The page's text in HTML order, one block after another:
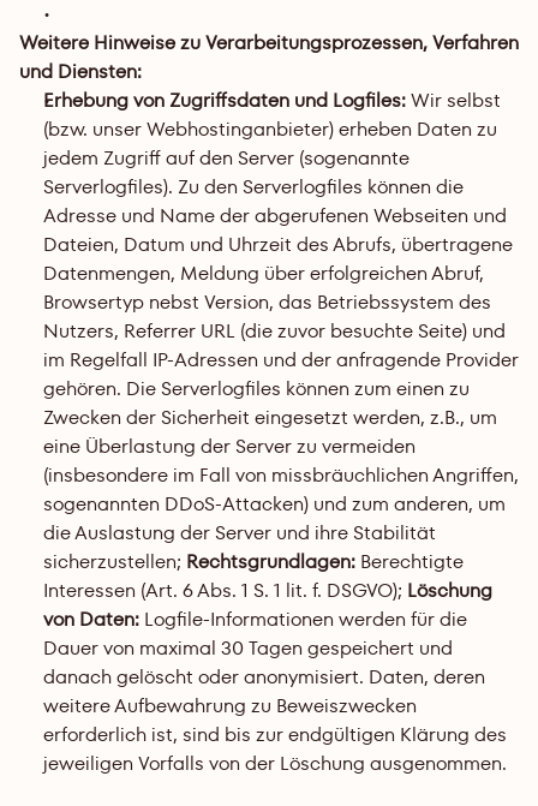
Weitere Hinweise zu Verarbeitungsprozessen, Verfahren
und Diensten:
Erhebung von Zugriffsdaten und Logfiles: Wir selbst
(bzw. unser Webhostinganbieter) erheben Daten zu
jedem Zugriff auf den Server (sogenannte
Serverlogfiles). Zu den Serverlogfiles können die
Adresse und Name der abgerufenen Webseiten und
Dateien, Datum und Uhrzeit des Abrufs, übertragene
Datenmengen, Meldung über erfolgreichen Abruf,
Browsertyp nebst Version, das Betriebssystem des
Nutzers, Referrer URL (die zuvor besuchte Seite) und
im Regelfall IP-Adressen und der anfragende Provider
gehören. Die Serverlogfiles können zum einen zu
Zwecken der Sicherheit eingesetzt werden, z.B., um
eine Überlastung der Server zu vermeiden
(insbesondere im Fall von missbräuchlichen Angriffen,
sogenannten DDoS-Attacken) und zum anderen, um
die Auslastung der Server und ihre Stabilität
sicherzustellen; Rechtsgrundlagen: Berechtigte
Interessen (Art. 6 Abs. 1 S. 1 lit. f. DSGVO); Löschung
von Daten: Logfile-Informationen werden für die
Dauer von maximal 30 Tagen gespeichert und
danach gelöscht oder anonymisiert. Daten, deren
weitere Aufbewahrung zu Beweiszwecken
erforderlich ist, sind bis zur endgültigen Klärung des
jeweiligen Vorfalls von der Löschung ausgenommen.